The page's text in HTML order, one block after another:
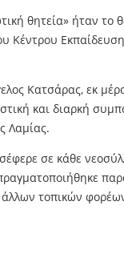
θητεία» ήταν
Κέντρου
Κατσάρας, εκ
και διαρκή
Λαμίας.
σε κάθε
τοπικών